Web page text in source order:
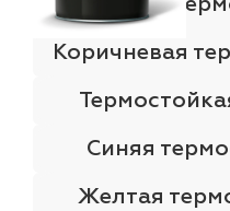
Коричневая
Синяя
Желтая